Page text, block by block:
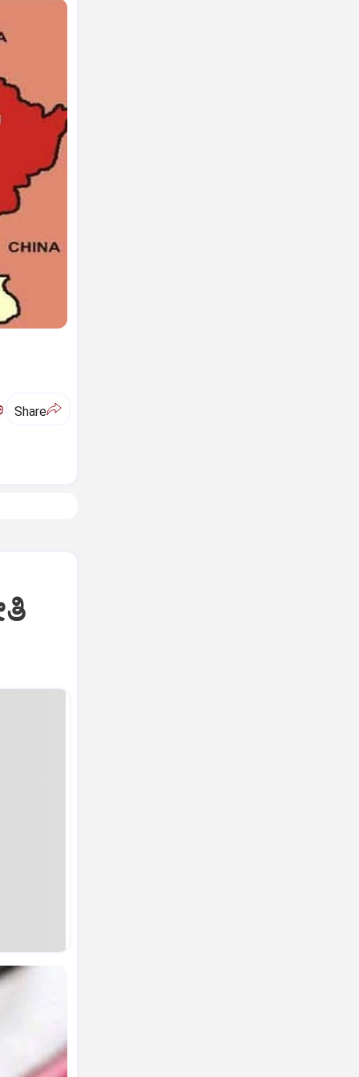
Share